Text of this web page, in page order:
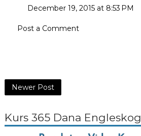
December 19, 2015 at 8:53 PM
Post a Comment
Newer Post
Kurs 365 Dana Engleskog